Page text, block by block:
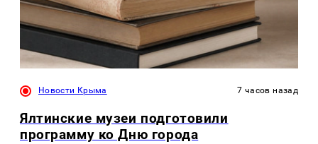
Новости Крыма 7 часов назад
Ялтинские музеи подготовили
программу ко Дню города